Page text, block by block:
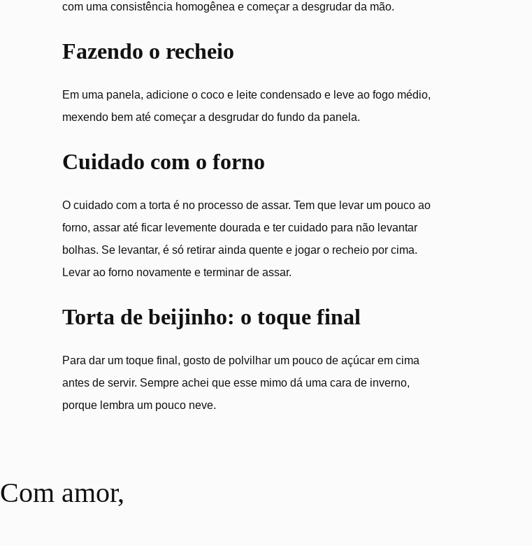
com uma consistência homogênea e começar a desgrudar da mão.
Fazendo o recheio
Em uma panela, adicione o coco e leite condensado e leve ao fogo médio,
mexendo bem até começar a desgrudar do fundo da panela.
Cuidado com o forno
O cuidado com a torta é no processo de assar. Tem que levar um pouco ao
forno, assar até ficar levemente dourada e ter cuidado para não levantar
bolhas. Se levantar, é só retirar ainda quente e jogar o recheio por cima.
Levar ao forno novamente e terminar de assar.
Torta de beijinho: o toque final
Para dar um toque final, gosto de polvilhar um pouco de açúcar em cima
antes de servir. Sempre achei que esse mimo dá uma cara de inverno,
porque lembra um pouco neve.
Com amor,